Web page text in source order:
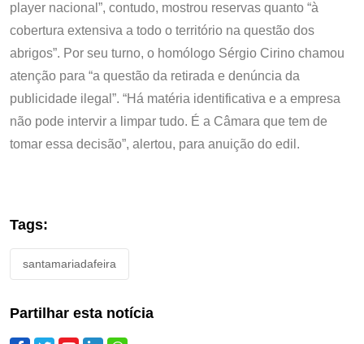
player nacional”, contudo, mostrou reservas quanto “à
cobertura extensiva a todo o território na questão dos
abrigos”. Por seu turno, o homólogo Sérgio Cirino chamou
atenção para “a questão da retirada e denúncia da
publicidade ilegal”. “Há matéria identificativa e a empresa
não pode intervir a limpar tudo. É a Câmara que tem de
tomar essa decisão”, alertou, para anuição do edil.
Tags:
santamariadafeira
Partilhar esta notícia